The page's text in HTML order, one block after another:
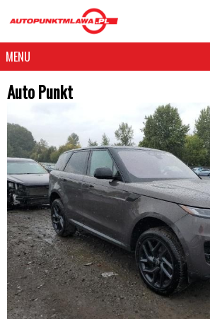
MENU
Auto Punkt